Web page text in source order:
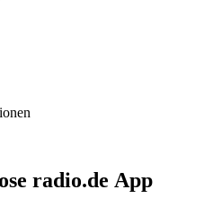
radio.de App